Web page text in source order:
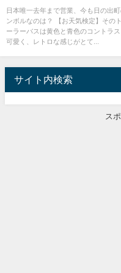
天気検定】
日本唯一去年まで営業、今も日の出
ンボルなのは？ 【お天気検定】その
ーラーバスは黄色と青色のコントラ
可愛く、レトロな感じがとて...
サイト内検索
ス